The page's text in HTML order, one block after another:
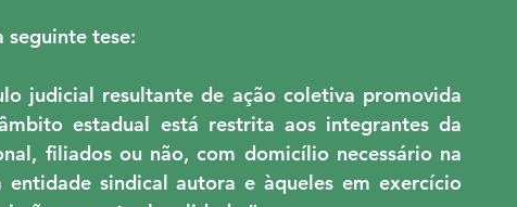
seguinte tese:
judicial resultante de ação coletiva promovida
estadual está restrita aos integrantes da
filiados ou não, com domicílio necessário na
sindical autora e àqueles em exercício